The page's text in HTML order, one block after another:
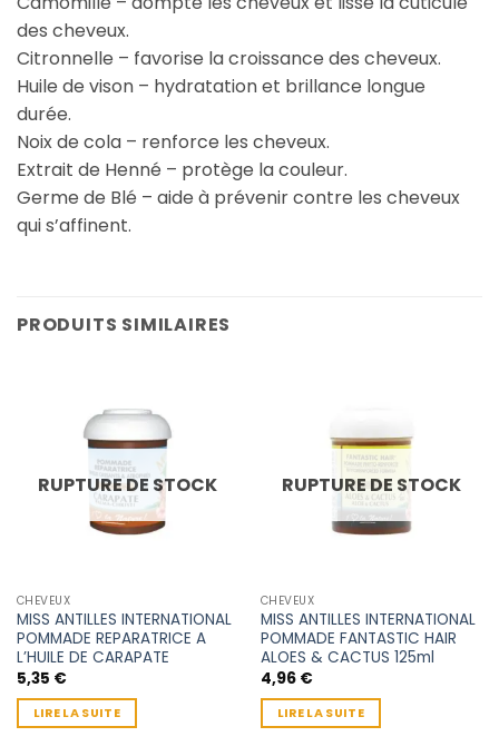
des cheveux.
Citronnelle – favorise la croissance des cheveux.
Huile de vison – hydratation et brillance longue
durée.
Noix de cola – renforce les cheveux.
Extrait de Henné – protège la couleur.
Germe de Blé – aide à prévenir contre les cheveux
qui s’affinent.
PRODUITS SIMILAIRES
RUPTURE DE STOCK
CHEVEUX
MISS ANTILLES INTERNATIONAL
POMMADE REPARATRICE A
L’HUILE DE CARAPATE
5,35 €
LIRE LA SUITE
RUPTURE DE STOCK
CHEVEUX
MISS ANTILLES INTERNATIONAL
POMMADE FANTASTIC HAIR
ALOES & CACTUS 125ml
4,96 €
LIRE LA SUITE